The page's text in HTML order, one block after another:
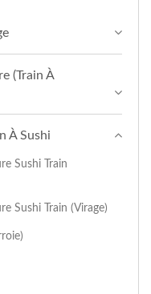
(Train À
À Sushi
Sushi Train
Sushi Train (Virage)